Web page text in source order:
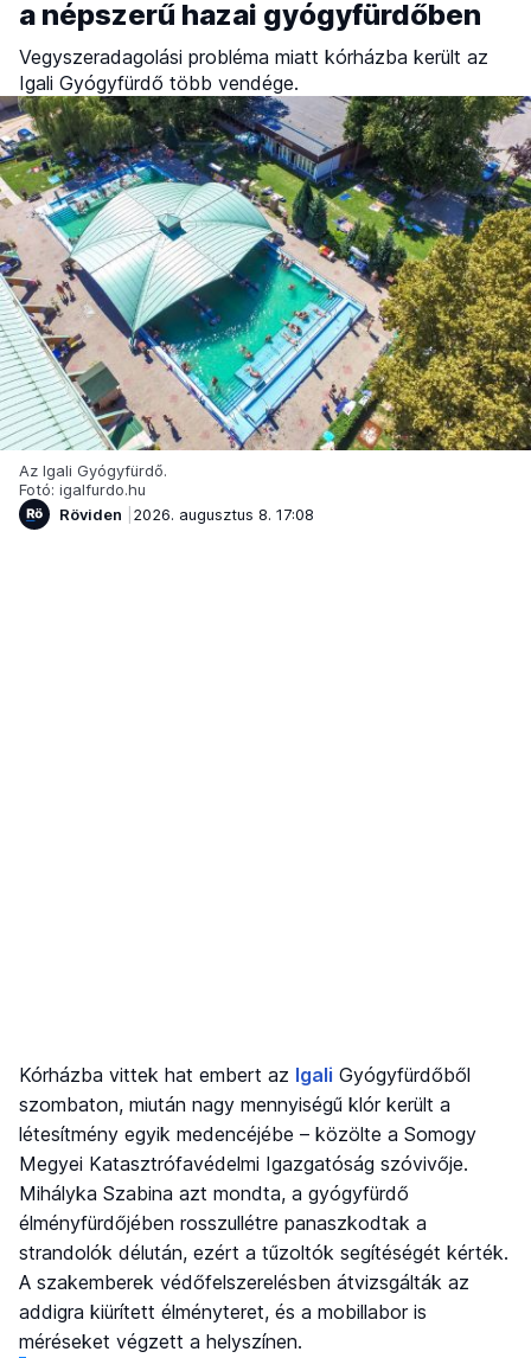
a népszerű hazai gyógyfürdőben
Vegyszeradagolási probléma miatt kórházba került az
Igali Gyógyfürdő több vendége.
Az Igali Gyógyfürdő.
Fotó: igalfurdo.hu
Röviden
2026. augusztus 8. 17:08
Kórházba vittek hat embert az Igali Gyógyfürdőből
szombaton, miután nagy mennyiségű klór került a
létesítmény egyik medencéjébe – közölte a Somogy
Megyei Katasztrófavédelmi Igazgatóság szóvivője.
Mihályka Szabina azt mondta, a gyógyfürdő
élményfürdőjében rosszullétre panaszkodtak a
strandolók délután, ezért a tűzoltók segítéségét kérték.
A szakemberek védőfelszerelésben átvizsgálták az
addigra kiürített élményteret, és a mobillabor is
méréseket végzett a helyszínen.